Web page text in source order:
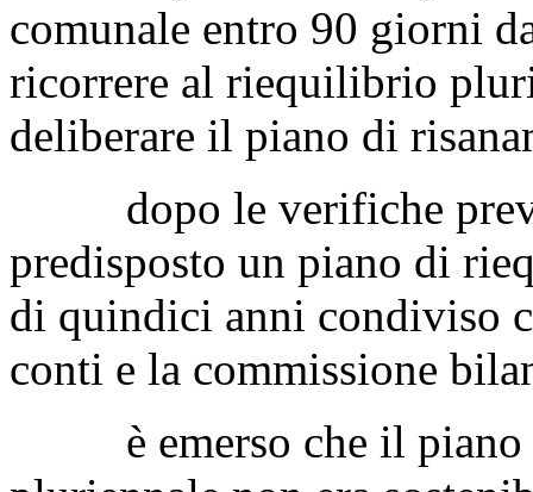
comunale entro 90 giorni
ricorrere al riequilibrio
deliberare il piano di
dopo le verifiche
predisposto un piano di
di quindici anni condiviso
conti e la commissione
è emerso che il piano